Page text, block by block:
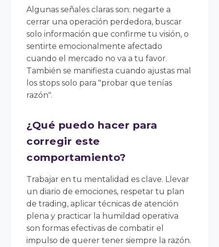
Algunas señales claras son: negarte a
cerrar una operación perdedora, buscar
solo información que confirme tu visión, o
sentirte emocionalmente afectado
cuando el mercado no va a tu favor.
También se manifiesta cuando ajustas mal
los stops solo para "probar que tenías
razón".
¿Qué puedo hacer para
corregir este
comportamiento?
Trabajar en tu mentalidad es clave. Llevar
un diario de emociones, respetar tu plan
de trading, aplicar técnicas de atención
plena y practicar la humildad operativa
son formas efectivas de combatir el
impulso de querer tener siempre la razón.